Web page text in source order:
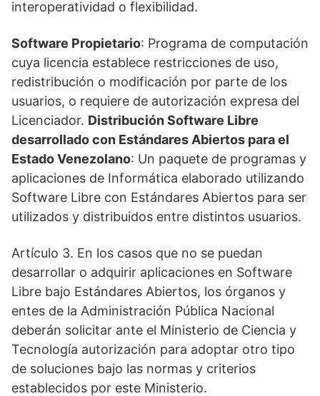
interoperatividad o flexibilidad.
Software Propietario: Programa de computación
cuya licencia establece restricciones de uso,
redistribución o modificación por parte de los
usuarios, o requiere de autorización expresa del
Licenciador. Distribución Software Libre
desarrollado con Estándares Abiertos para el
Estado Venezolano: Un paquete de programas y
aplicaciones de Informática elaborado utilizando
Software Libre con Estándares Abiertos para ser
utilizados y distribuidos entre distintos usuarios.
Artículo 3. En los casos que no se puedan
desarrollar o adquirir aplicaciones en Software
Libre bajo Estándares Abiertos, los órganos y
entes de la Administración Pública Nacional
deberán solicitar ante el Ministerio de Ciencia y
Tecnología autorización para adoptar otro tipo
de soluciones bajo las normas y criterios
establecidos por este Ministerio.